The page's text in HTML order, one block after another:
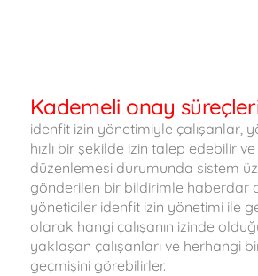
Kademeli onay
idenfit izin yönetimiyle çalışanlar,
hızlı bir şekilde izin talep edebilir
düzenlemesi durumunda sistem
gönderilen bir bildirimle haberdar
yöneticiler idenfit izin yönetimi ile
olarak hangi çalışanın izinde
yaklaşan çalışanları ve herhangi
geçmişini görebilirler.